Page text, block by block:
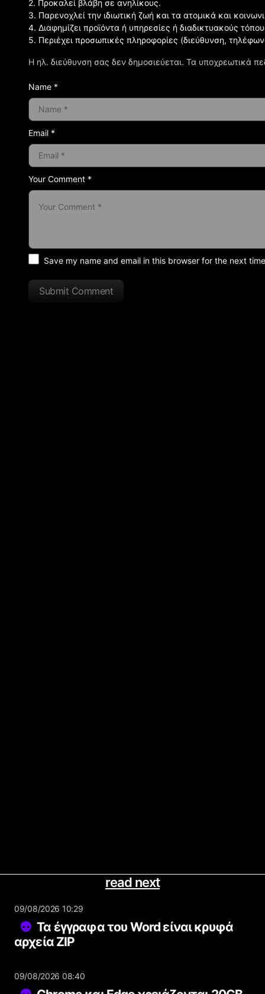
Η ηλ. διεύθυνση σας δεν δημοσιεύεται. Τα υποχρεωτικά
Your Comment *
2. Προκαλεί βλάβη σε ανηλίκους.
3. Παρενοχλεί την ιδιωτική ζωή και τα ατομικά και
4. Διαφημίζει προϊόντα ή υπηρεσίες ή διαδικτυακούς
5. Περιέχει προσωπικές πληροφορίες (διεύθυνση,
Name *
Email *
Save my name and email in this browser for the next
Submit Comment
read next
09/08/2026 10:29
Τα έγγραφα του Word είναι κρυφά
αρχεία ZIP
09/08/2026 08:40